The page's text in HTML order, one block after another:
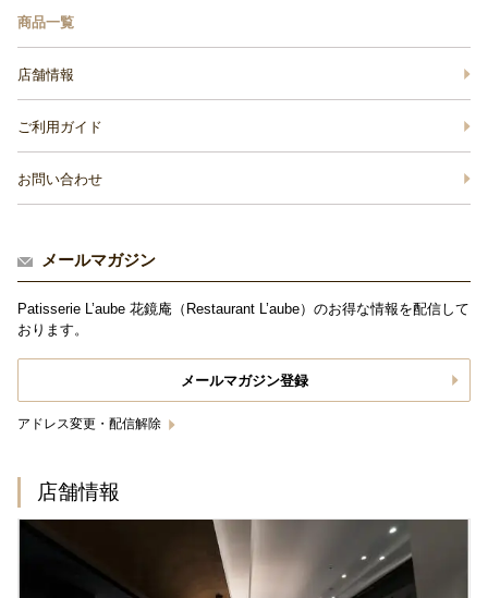
商品一覧
店舗情報
ご利用ガイド
お問い合わせ
メールマガジン
Patisserie L’aube 花鏡庵（Restaurant L’aube）のお得な情報を配信して
おります。
メールマガジン登録
アドレス変更・配信解除
店舗情報